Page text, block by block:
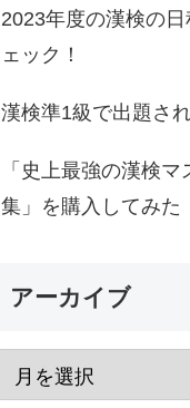
2023年度の漢検の
ェック！
漢検準1級で出題さ
「史上最強の漢検
集」を購入してみた
アーカイブ